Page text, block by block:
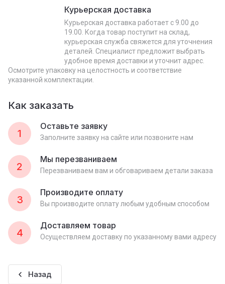
Курьерская доставка
Курьерская доставка работает с 9.00 до
19.00. Когда товар поступит на склад,
курьерская служба свяжется для уточнения
деталей. Специалист предложит выбрать
удобное время доставки и уточнит адрес.
Осмотрите упаковку на целостность и соответствие
указанной комплектации.
Как заказать
1
Оставьте заявку
Заполните заявку на сайте или позвоните нам
2
Мы перезваниваем
Перезваниваем вам и обговариваем детали заказа
3
Производите оплату
Вы производите оплату любым удобным способом
4
Доставляем товар
Осуществляем доставку по указанному вами адресу
Назад